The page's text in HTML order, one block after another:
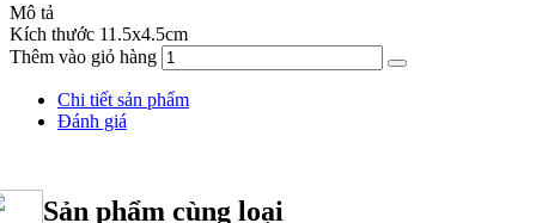
Mô tả
Kích thước 11.5x4.5cm
Thêm vào giỏ hàng
Chi tiết sản phẩm
Đánh giá
Sản phẩm cùng loại